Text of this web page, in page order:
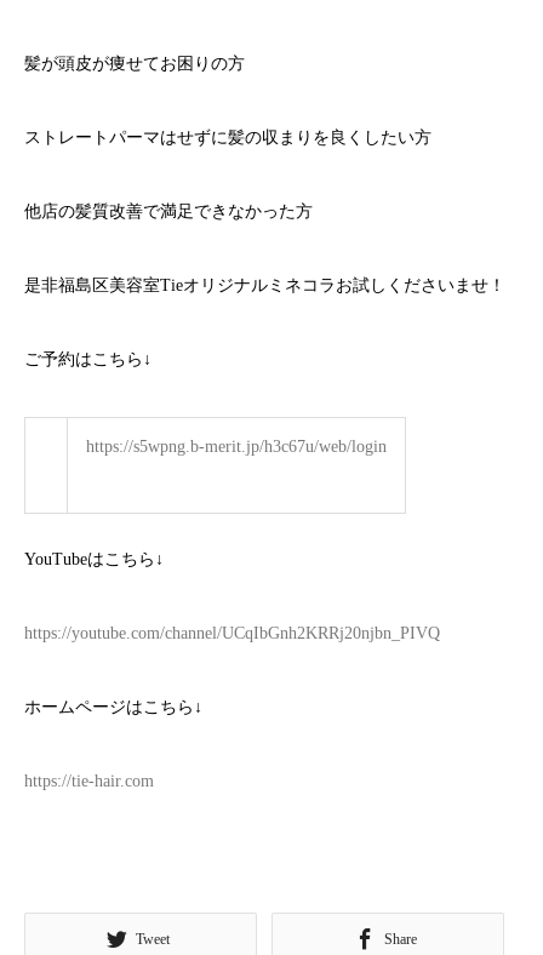
髪が頭皮が痩せてお困りの方
ストレートパーマはせずに髪の収まりを良くしたい方
他店の髪質改善で満足できなかった方
是非福島区美容室Tieオリジナルミネコラお試しくださいませ！
ご予約はこちら ↓
https://s5wpng.b-merit.jp/h3c67u/web/login
YouTubeはこちら ↓
https://youtube.com/channel/UCqIbGnh2KRRj20njbn_PIVQ
ホームページはこちら ↓
https://tie-hair.com
Tweet Share